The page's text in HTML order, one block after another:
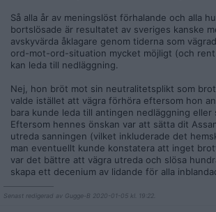
Så alla år av meningslöst förhalande och alla
bortslösade är resultatet av sveriges kanske
avskyvärda åklagare genom tiderna som
ord-mot-ord-situation mycket möjligt (och rent
kan leda till nedläggning.
Nej, hon bröt mot sin neutralitetsplikt som
valde istället att vägra förhöra eftersom hon
bara kunde leda till antingen nedläggning eller
Eftersom hennes önskan var att sätta dit
utreda sanningen (vilket inkluderade det
man eventuellt kunde konstatera att inget
var det bättre att vägra utreda och slösa
skapa ett decenium av lidande för alla
Senast redigerad av Gugge-B 2020-01-05 kl. 19:22.